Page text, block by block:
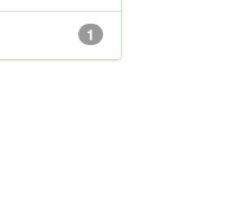
1